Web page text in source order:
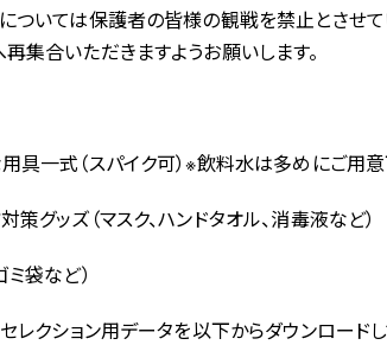
ついては保護者の皆様の観戦を禁止とさせ
集合いただきますようお願いします。
具一式（スパイク可）※飲料水は多めにご用意
グッズ（マスク、ハンドタオル、消毒液など）
袋など）
クション用データを以下からダウンロードし